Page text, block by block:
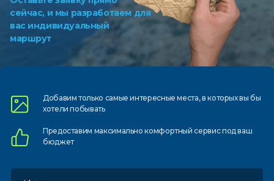
сейчас, и мы разработаем для
вас индивидуальный
маршрут
Добавим только самыеинтересные места, в которыхвы бы
хотели побывать
Предоставим максимально комфортныйсервис под ваш
бюджет